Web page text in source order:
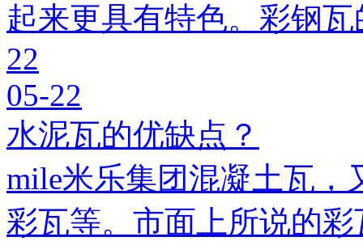
起来更具有特色。彩钢
22
05-22
水泥瓦的优缺点？
mile米乐集团混凝土瓦，
彩瓦等。市面上所说的